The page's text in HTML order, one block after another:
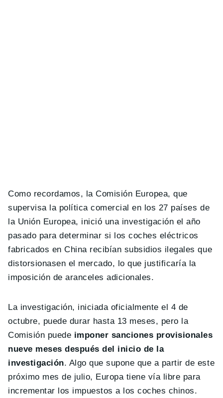
Como recordamos, la Comisión Europea, que
supervisa la política comercial en los 27 países de
la Unión Europea, inició una investigación el año
pasado para determinar si los coches eléctricos
fabricados en China recibían subsidios ilegales que
distorsionasen el mercado, lo que justificaría la
imposición de aranceles adicionales.
La investigación, iniciada oficialmente el 4 de
octubre, puede durar hasta 13 meses, pero la
Comisión puede imponer sanciones provisionales
nueve meses después del inicio de la
investigación. Algo que supone que a partir de este
próximo mes de julio, Europa tiene vía libre para
incrementar los impuestos a los coches chinos.